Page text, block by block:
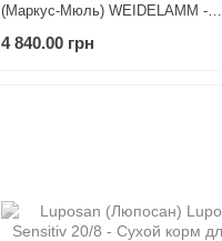
(Маркус-Мюль) WEIDELAMM -
собак 15 кг
4 840.00 грн